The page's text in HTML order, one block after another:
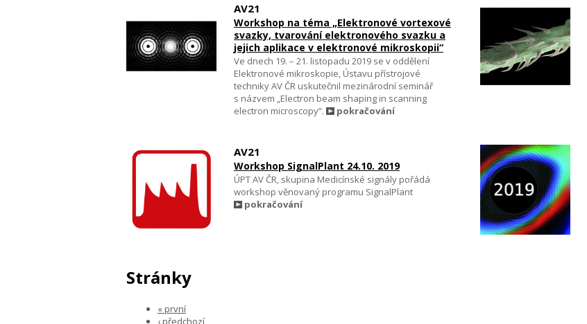
AV21
Workshop na téma „Elektronové vortexové
svazky, tvarování elektronového svazku a
jejich aplikace v elektronové mikroskopii“
Ve dnech 19. – 21. listopadu 2019 se v oddělení
Elektronové mikroskopie, Ústavu přístrojové
techniky AV ČR uskutečnil mezinárodní seminář
s názvem „Electron beam shaping in scanning
electron microscopy“.
pokračování
AV21
Workshop SignalPlant 24.10. 2019
ÚPT AV ČR, skupina Medicínské signály pořádá
workshop věnovaný programu SignalPlant
pokračování
Stránky
« první
‹ předchozí